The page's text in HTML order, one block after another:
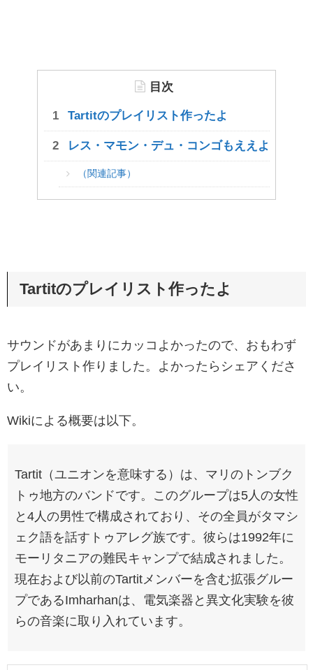
目次
Tartitのプレイリスト作ったよ
レス・マモン・デュ・コンゴもええよ
（関連記事）
Tartitのプレイリスト作ったよ
サウンドがあまりにカッコよかったので、おもわず
プレイリスト作りました。よかったらシェアくださ
い。
Wikiによる概要は以下。
Tartit（ユニオンを意味する）は、マリのトンブク
トゥ地方のバンドです。このグループは5人の女性
と4人の男性で構成されており、その全員がタマシ
ェク語を話すトゥアレグ族です。彼らは1992年に
モーリタニアの難民キャンプで結成されました。
現在および以前のTartitメンバーを含む拡張グルー
プであるImharhanは、電気楽器と異文化実験を彼
らの音楽に取り入れています。